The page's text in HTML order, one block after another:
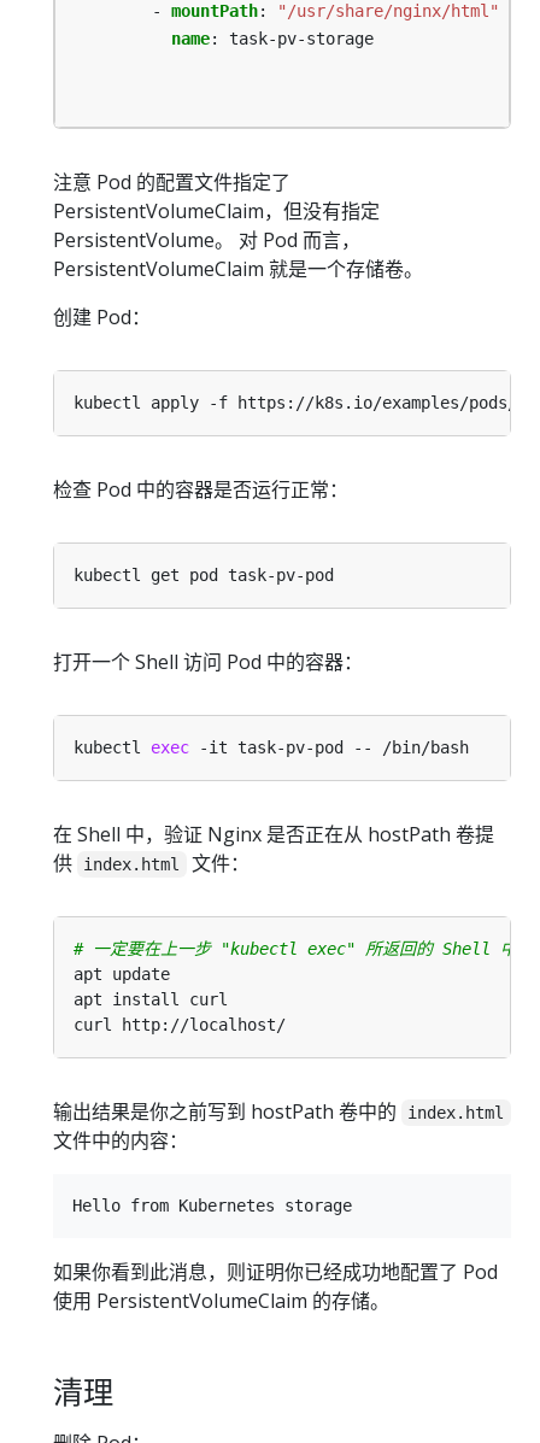
- mountPath:
"/usr/share/nginx/html"
name: task-pv-storage
注意 Pod 的配置文件指定了
PersistentVolumeClaim，但没有指定
PersistentVolume。 对 Pod 而言，
PersistentVolumeClaim 就是一个存储卷。
创建 Pod：
检查 Pod 中的容器是否运行正常：
打开一个 Shell 访问 Pod 中的容器：
kubectl exec
在 Shell 中，验证 Nginx 是否正在从 hostPath 卷提
供
index.html 文件：
# 一定要在上一步 "kubectl exec" 所返回的 Shell 中执
输出结果是你之前写到 hostPath 卷中的 index.html
文件中的内容：
如果你看到此消息，则证明你已经成功地配置了 Pod
使用 PersistentVolumeClaim 的存储。
清理